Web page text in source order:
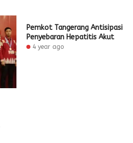
Pemkot Tangerang Antisipasi
Penyebaran Hepatitis Akut
4 year ago